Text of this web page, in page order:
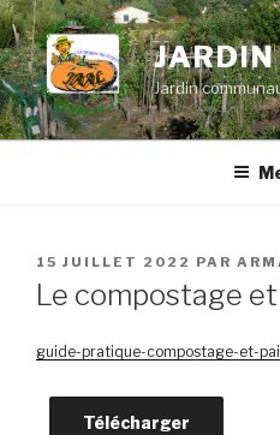
Aller
au
contenu
principal
Jardin
PUBLIÉ
LE
15 JUILLET 2022 PAR
Le compostage
guide-pratique-compostage-et-
Télécharger